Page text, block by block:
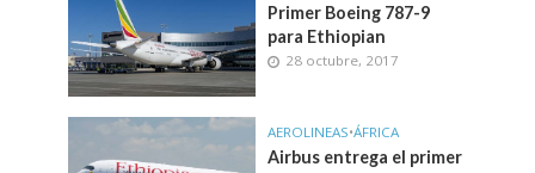
Primer Boeing 787-9
para Ethiopian
28 octubre, 2017
AEROLINEAS•ÁFRICA
Airbus entrega el primer